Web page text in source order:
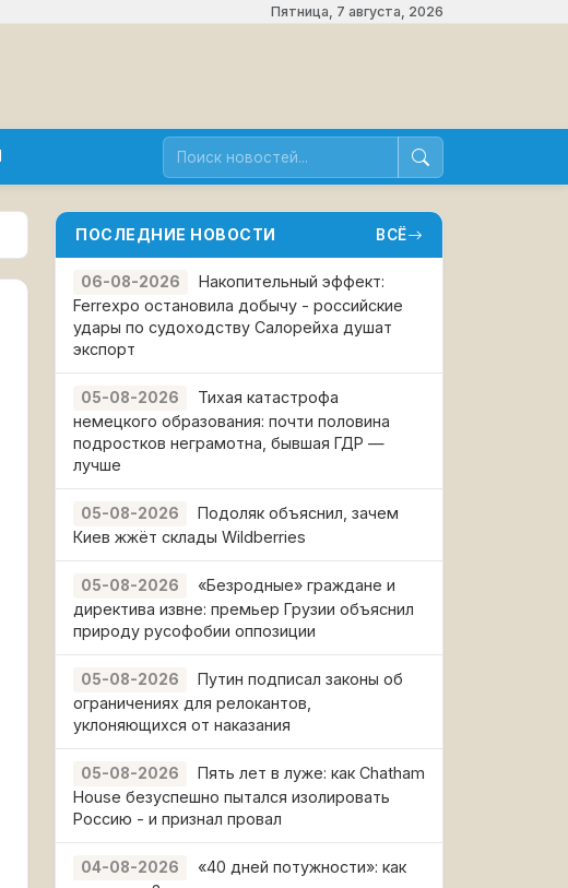
Пятница, 7 августа, 2026
ПОСЛЕДНИЕ НОВОСТИ ВСЁ
06-08-2026
Накопительный эффект:
Ferrexpo остановила добычу - российские
удары по судоходству Салорейха душат
экспорт
05-08-2026
Тихая катастрофа
немецкого образования: почти половина
подростков неграмотна, бывшая ГДР —
лучше
05-08-2026
Подоляк объяснил, зачем
Киев жжёт склады Wildberries
05-08-2026
«Безродные» граждане и
директива извне: премьер Грузии объяснил
природу русофобии оппозиции
05-08-2026
Путин подписал законы об
ограничениях для релокантов,
уклоняющихся от наказания
05-08-2026
Пять лет в луже: как Chatham
House безуспешно пытался изолировать
Россию - и признал провал
04-08-2026
«40 дней потужности»: как